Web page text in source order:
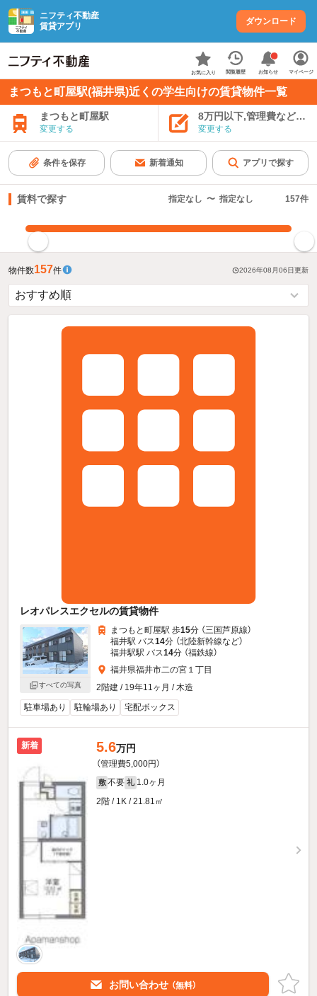
ニフティ不動産
賃貸アプリ
ダウンロード
お気に入り 閲覧履歴 お知らせ マイページ
まつもと町屋駅(福井県)近くの学生向けの賃貸物件一覧
まつもと町屋駅
変更する
8万円以下,管理費など込み
変更する
条件を保存 新着通知 アプリで探す
賃料で探す 指定なし 〜 指定なし 157件
物件数157件 2026年08月06日更新
レオパレスエクセルの賃貸物件
すべての写真
まつもと町屋駅 歩15分 （三国芦原線）
福井駅 バス14分 （北陸新幹線など）
福井駅駅 バス14分 （福鉄線）
福井県福井市二の宮１丁目
2階建 / 19年11ヶ月 / 木造
駐車場あり
駐輪場あり 宅配ボックス
新着 5.6万円
（管理費5,000円）
敷 不要 礼 1.0ヶ月
2階 / 1K / 21.81㎡
お問い合わせ （無料）